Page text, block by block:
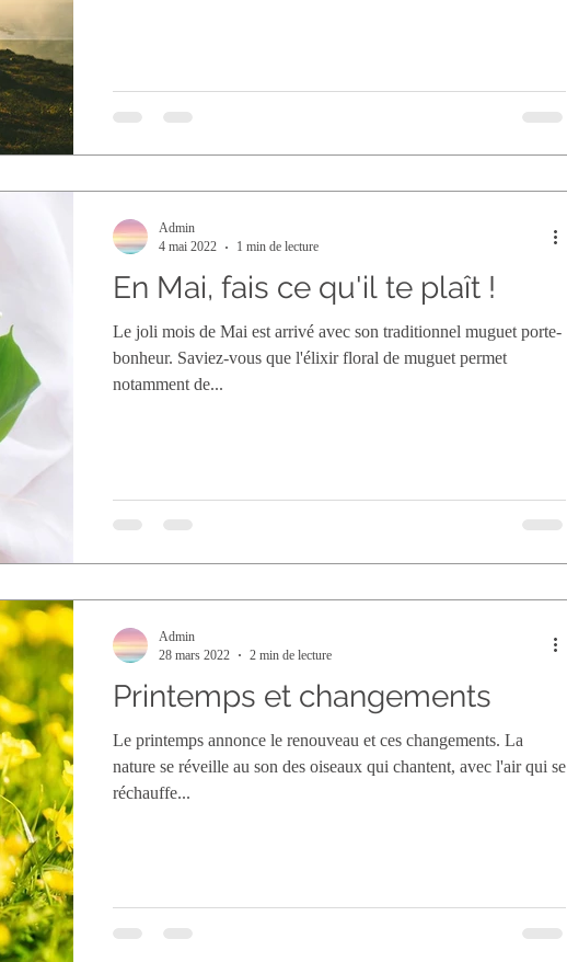
En Mai, fais ce qu'il te plaît !
Le joli mois de Mai est arrivé avec son traditionnel muguet porte-
bonheur. Saviez-vous que l'élixir floral de muguet permet
notamment de...
Admin
4 mai 2022
1 min de lecture
Printemps et changements
Le printemps annonce le renouveau et ces changements. La
nature se réveille au son des oiseaux qui chantent, avec l'air qui se
réchauffe...
Admin
28 mars 2022
2 min de lecture